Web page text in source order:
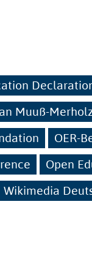
Muuß-
OER-
Open
Wikimedia